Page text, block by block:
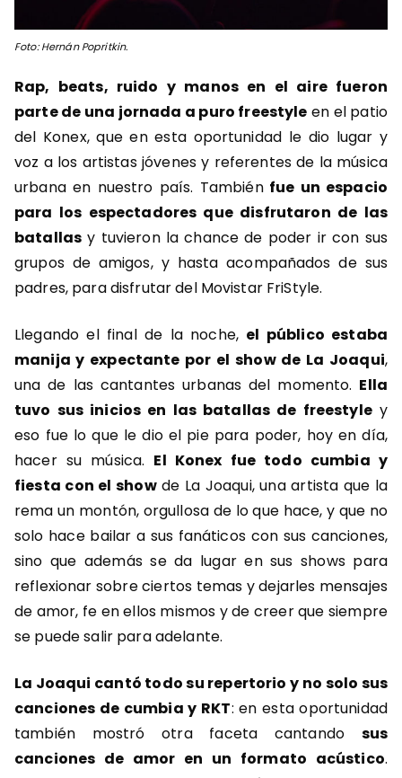
Foto: Hernán Popritkin.
Rap, beats, ruido y manos en el aire fueron
parte de una jornada a puro freestyle en el patio
del Konex, que en esta oportunidad le dio lugar y
voz a los artistas jóvenes y referentes de la música
urbana en nuestro país. Tambiénfue un espacio
para los espectadores que disfrutaron de las
batallas y tuvieron la chance de poder ir con sus
grupos de amigos, y hasta acompañados de sus
padres, para disfrutar del Movistar FriStyle.
Llegando el final de la noche, el público estaba
manija y expectante por el show de La Joaqui,
una de las cantantes urbanas del momento. Ella
tuvo sus inicios en las batallas de freestyley
eso fue lo que le dio el pie para poder, hoy en día,
hacer su música. El Konex fue todo cumbia y
fiesta con el showde La Joaqui, una artista que la
rema un montón, orgullosa de lo que hace, y que no
solo hace bailar a sus fanáticos con sus canciones,
sino que además se da lugar en sus shows para
reflexionar sobre ciertos temas y dejarles mensajes
de amor, fe en ellos mismos y de creer que siempre
se puede salir para adelante.
La Joaqui cantó todo su repertorio y no solo sus
canciones de cumbia y RKT: en esta oportunidad
también mostró otra faceta cantando sus
canciones de amor en un formato acústico.